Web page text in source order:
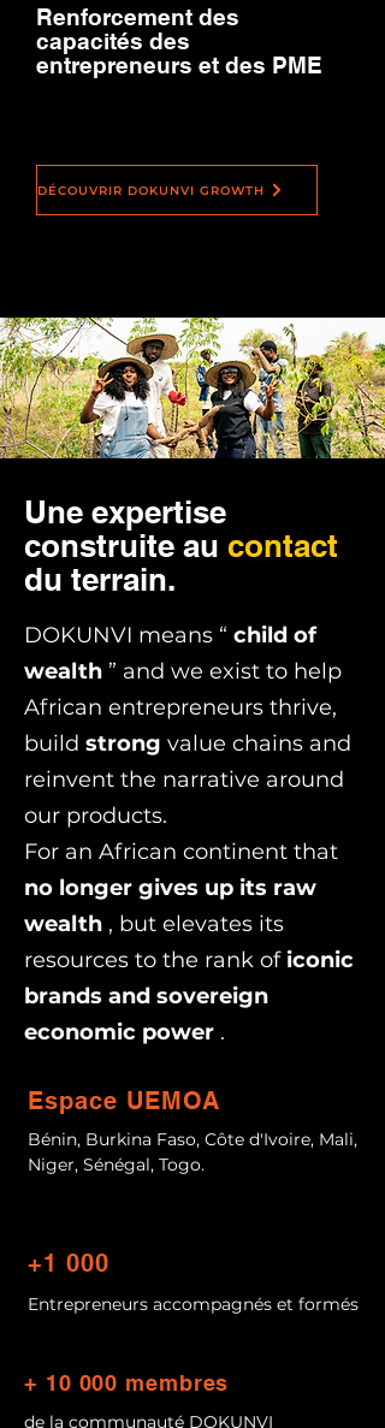
Renforcement des
capacités des
entrepreneurs et des PME
DÉCOUVRIR DOKUNVI GROWTH
Une expertise
construite au contact
du terrain.
DOKUNVI means “ child of
wealth ” and we exist to help
African entrepreneurs thrive,
build strong value chains and
reinvent the narrative around
our products.
For an African continent that
no longer gives up its raw
wealth , but elevates its
resources to the rank of iconic
brands and sovereign
economic power .
Espace UEMOA
Bénin, Burkina Faso, Côte d'Ivoire, Mali,
Niger, Sénégal, Togo.
+1 000
Entrepreneurs accompagnés et formés
+ 10 000 membres
de la communauté DOKUNVI